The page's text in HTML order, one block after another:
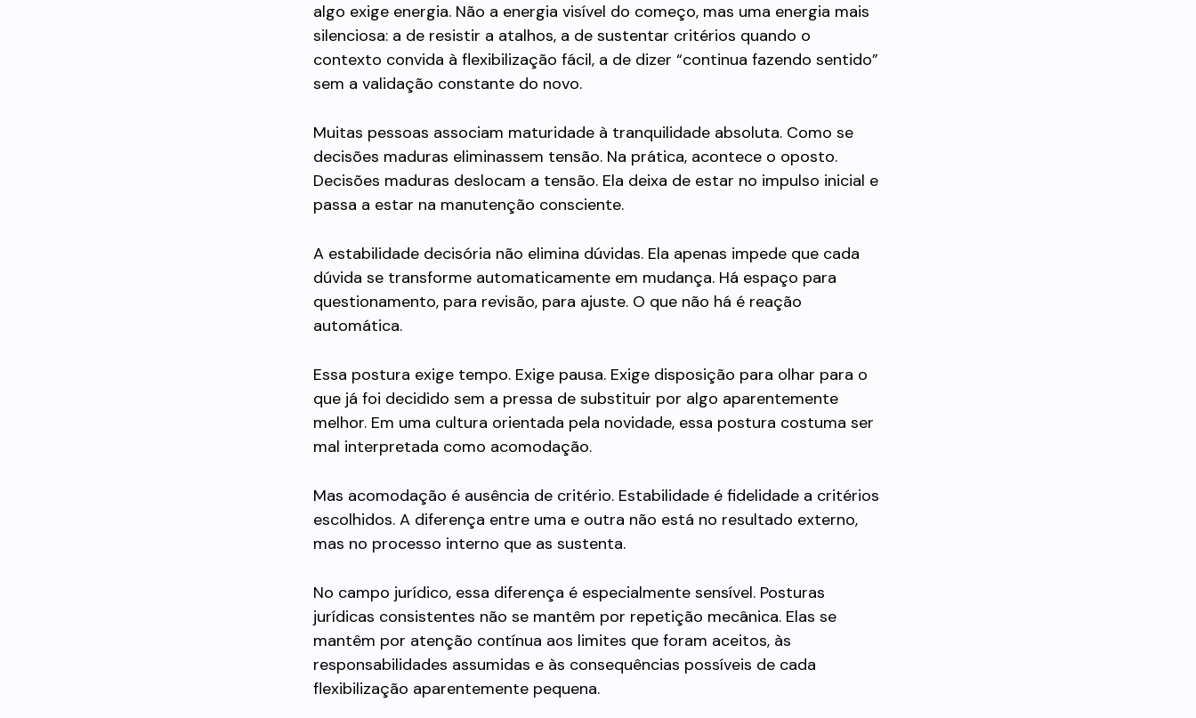
algo exige energia. Não a energia visível do começo, mas uma energia mais
silenciosa: a de resistir a atalhos, a de sustentar critérios quando o
contexto convida à flexibilização fácil, a de dizer “continua fazendo sentido”
sem a validação constante do novo.
Muitas pessoas associam maturidade à tranquilidade absoluta. Como se
decisões maduras eliminassem tensão. Na prática, acontece o oposto.
Decisões maduras deslocam a tensão. Ela deixa de estar no impulso inicial e
passa a estar na manutenção consciente.
A estabilidade decisória não elimina dúvidas. Ela apenas impede que cada
dúvida se transforme automaticamente em mudança. Há espaço para
questionamento, para revisão, para ajuste. O que não há é reação
automática.
Essa postura exige tempo. Exige pausa. Exige disposição para olhar para o
que já foi decidido sem a pressa de substituir por algo aparentemente
melhor. Em uma cultura orientada pela novidade, essa postura costuma ser
mal interpretada como acomodação.
Mas acomodação é ausência de critério. Estabilidade é fidelidade a critérios
escolhidos. A diferença entre uma e outra não está no resultado externo,
mas no processo interno que as sustenta.
No campo jurídico, essa diferença é especialmente sensível. Posturas
jurídicas consistentes não se mantêm por repetição mecânica. Elas se
mantêm por atenção contínua aos limites que foram aceitos, às
responsabilidades assumidas e às consequências possíveis de cada
flexibilização aparentemente pequena.